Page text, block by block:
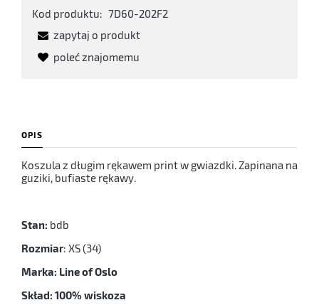
Kod produktu: 7D60-202F2
zapytaj o produkt
poleć znajomemu
OPIS
Koszula z długim rękawem print w gwiazdki. Zapinana na
guziki, bufiaste rękawy.
Stan: bdb
Rozmiar: XS (34)
Marka: Line of Oslo
Skład: 100% wiskoza